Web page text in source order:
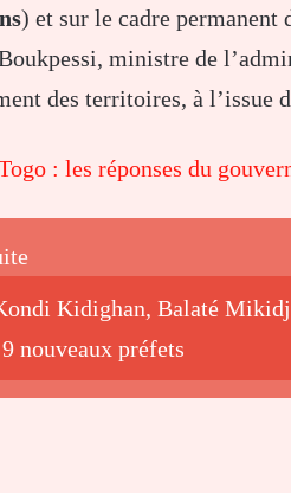
) et sur le cadre permanent
ministre de
des territoires, à l’issue
: les réponses du
Kidighan, Balaté
nouveaux préfets